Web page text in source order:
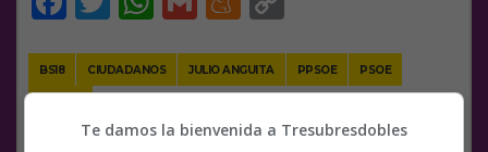
BS18 CIUDADANOS JULIO ANGUITA PPSOE PSOE
Te damos la bienvenida a Tresubresdobles